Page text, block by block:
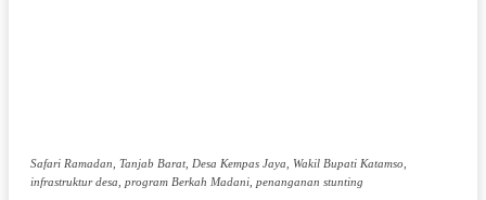
Safari Ramadan, Tanjab Barat, Desa Kempas Jaya, Wakil Bupati Katamso,
infrastruktur desa, program Berkah Madani, penanganan stunting